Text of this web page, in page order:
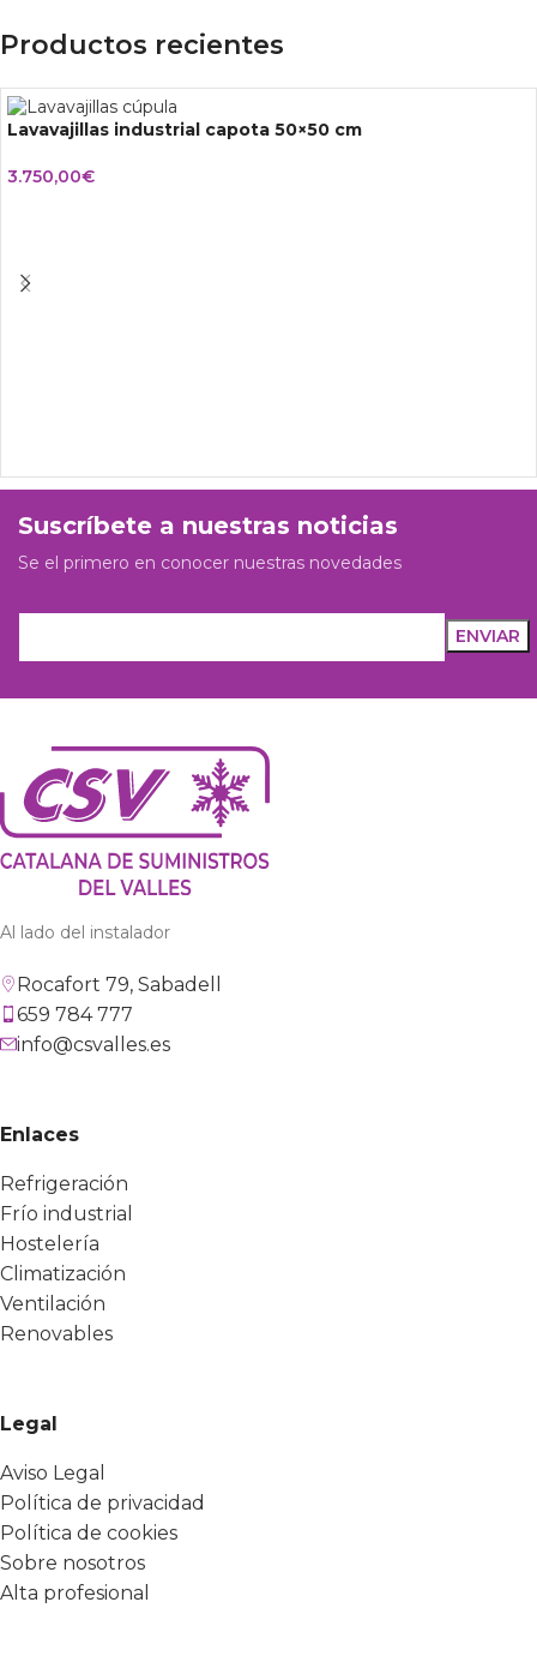
Productos recientes
Lavavajillas industrial capota 50×50 cm
3.750,00€
Suscríbete a nuestras noticias
Se el primero en conocer nuestras novedades
Al lado del instalador
Rocafort 79, Sabadell
659 784 777
info@csvalles.es
Enlaces
Refrigeración
Frío industrial
Hostelería
Climatización
Ventilación
Renovables
Legal
Aviso Legal
Política de privacidad
Política de cookies
Sobre nosotros
Alta profesional